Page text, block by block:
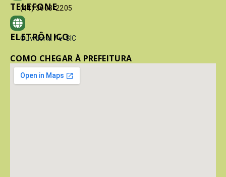
TELEFONE
(41) 3603-2205
ELETRÔNICO
Ouvidoria / e-SIC
COMO CHEGAR À PREFEITURA